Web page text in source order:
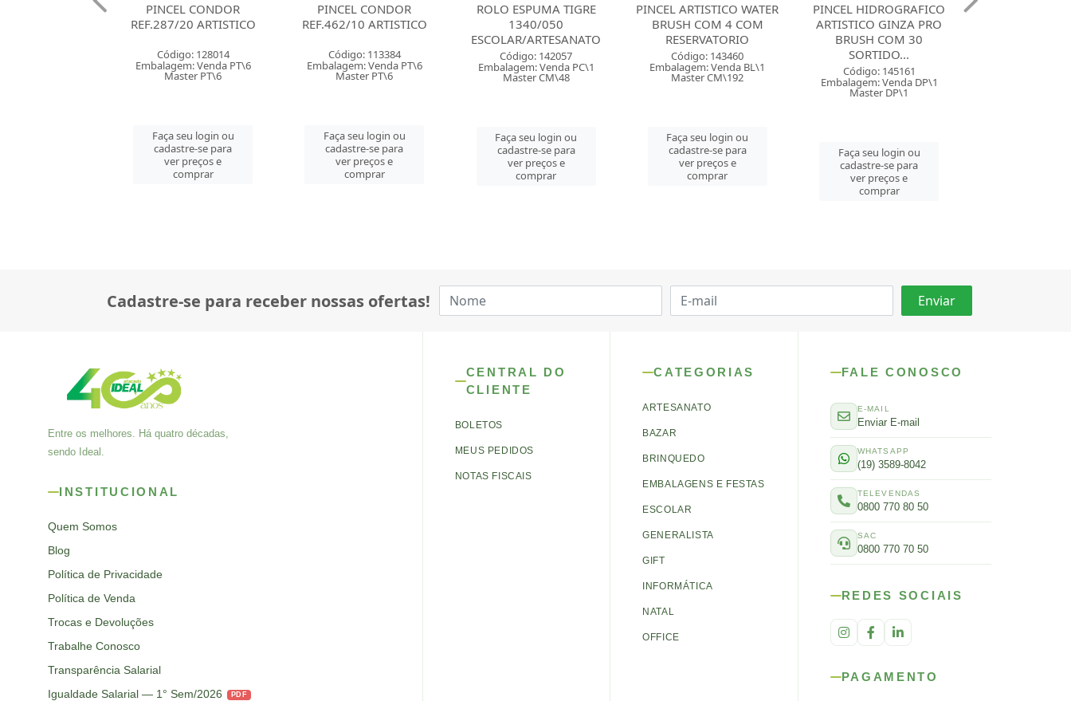
PINCEL CONDOR
REF.462/10 ARTISTICO
Código: 113384
Embalagem: Venda PT\6
Master PT\6
Faça seu login ou
cadastre-se para
ver preços e
comprar
ROLO ESPUMA TIGRE
1340/050
Código: 142057
Embalagem: Venda PC\1
Master CM\48
Faça seu login ou
cadastre-se para
ver preços e
comprar
PINCEL ARTISTICO WATER
BRUSH COM 4 COM
RESERVATORIO
Código: 143460
Embalagem: Venda BL\1
Master CM\192
Faça seu login ou
cadastre-se para
ver preços e
comprar
PINCEL HIDROGRAFICO
ARTISTICO GINZA PRO
BRUSH COM 30
SORTIDO...
Código: 145161
Embalagem: Venda DP\1
Faça seu login ou
cadastre-se para
ver preços e
PINCEL HIDROGRAFICA
ARTISTICO GINZA NANO
BRUSH COM 30 SORTID...
Código: 145162
Embalagem: Venda DP\1
Master DP\1
cadastre-se para
ver preços e
comprar
Cadastre-se para receber nossas ofertas!
Entre os melhores. Há quatro décadas,
sendo Ideal.
INSTITUCIONAL
Quem Somos
Blog
Política de Privacidade
Política de Venda
Trocas e Devoluções
Trabalhe Conosco
Transparência Salarial
Igualdade Salarial — 1° Sem/2026
PDF
CENTRAL DO
CLIENTE
BOLETOS
MEUS PEDIDOS
NOTAS FISCAIS
CATEGORIAS
ARTESANATO
BAZAR
BRINQUEDO
EMBALAGENS E FESTAS
ESCOLAR
GENERALISTA
GIFT
INFORMÁTICA
NATAL
OFFICE
FALE CONOSCO
E-MAIL
Enviar E-mail
WHATSAPP
(19) 3589-8042
TELEVENDAS
0800 770 80 50
SAC
0800 770 70 50
REDES SOCIAIS
PAGAMENTO